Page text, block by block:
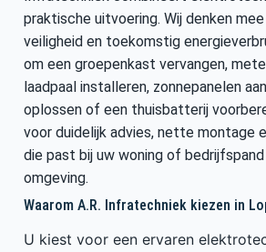
praktische uitvoering. Wij denken
veiligheid en toekomstig
om een groepenkast vervangen,
laadpaal installeren, zonnepanelen
oplossen of een thuisbatterij
voor duidelijk advies, nette montage
die past bij uw woning of
omgeving.
Waarom A.R. Infratechniek kiezen in
U kiest voor een ervaren